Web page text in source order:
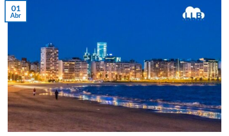
01
Abr